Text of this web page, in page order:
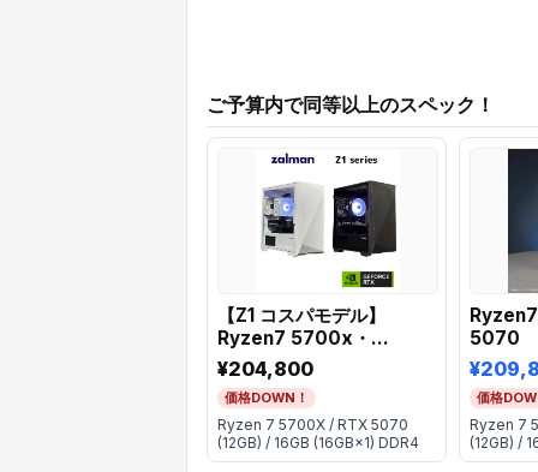
ご予算内で同等以上のスペック！
【Z1 コスパモデル】
Ryzen7 5700x・
RTX5070
¥204,800
価格DOWN！
Ryzen 7 5700X / RTX 5070
(12GB) / 16GB (16GB×1) DDR4
5070
価格
Ryzen 7
(12GB) /